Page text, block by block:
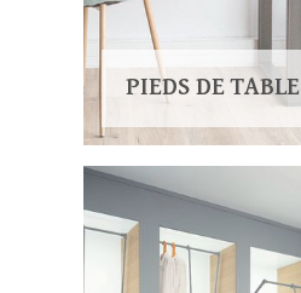
PIEDS DE TABLE